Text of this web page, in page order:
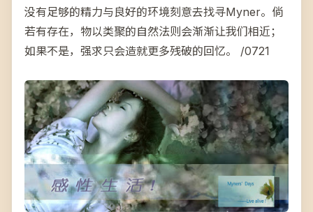
没有足够的精力与良好的环境刻意去找寻Myner。倘
若有存在，物以类聚的自然法则会渐渐让我们相近；
如果不是，强求只会造就更多残破的回忆。 /0721